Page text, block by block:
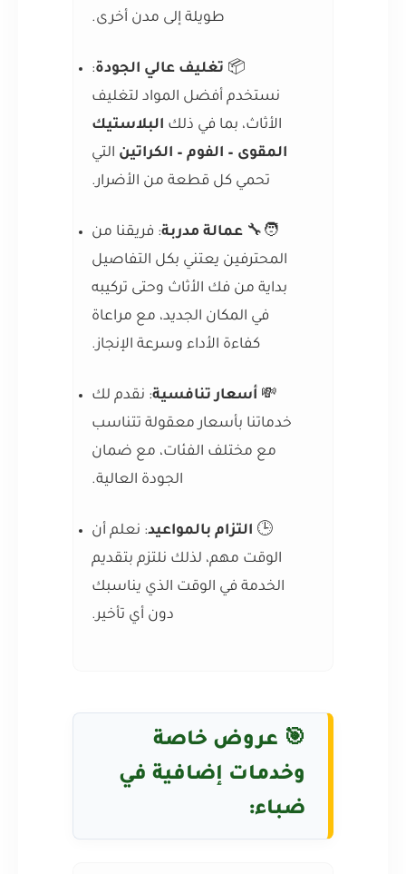
طويلة إلى مدن أخرى.
📦 تغليف عالي الجودة:
نستخدم أفضل المواد لتغليف
الأثاث، بما في ذلك البلاستيك
المقوى – الفوم – الكراتين التي
تحمي كل قطعة من الأضرار.
🧑‍🔧 عمالة مدربة: فريقنا من
المحترفين يعتني بكل التفاصيل
بداية من فك الأثاث وحتى تركيبه
في المكان الجديد، مع مراعاة
كفاءة الأداء وسرعة الإنجاز.
💸 أسعار تنافسية: نقدم لك
خدماتنا بأسعار معقولة تتناسب
مع مختلف الفئات، مع ضمان
الجودة العالية.
🕒 التزام بالمواعيد: نعلم أن
الوقت مهم، لذلك نلتزم بتقديم
الخدمة في الوقت الذي يناسبك
دون أي تأخير.
🎯 عروض خاصة
وخدمات إضافية في
ضباء: